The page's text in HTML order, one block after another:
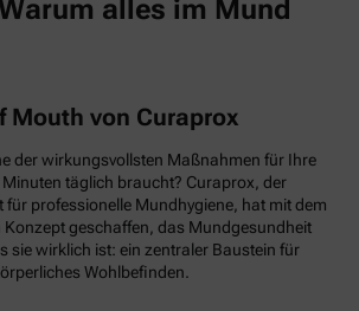
alles im Mund
Mouth von Curaprox
der wirkungsvollsten Maßnahmen für Ihre
täglich braucht? Curaprox, der
für professionelle Mundhygiene, hat mit dem
Konzept geschaffen, das Mundgesundheit
sie wirklich ist: ein zentraler Baustein für
Wohlbefinden.